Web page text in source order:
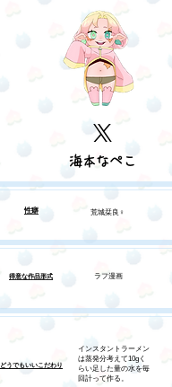
​海本なぺこ
性癖 荒城栞良♀
得意な作品形式 ラフ漫画
インスタントラーメン
は蒸発分考えて10gく
らい足した量の水を毎
回計って作る。
どうでもいいこだわり